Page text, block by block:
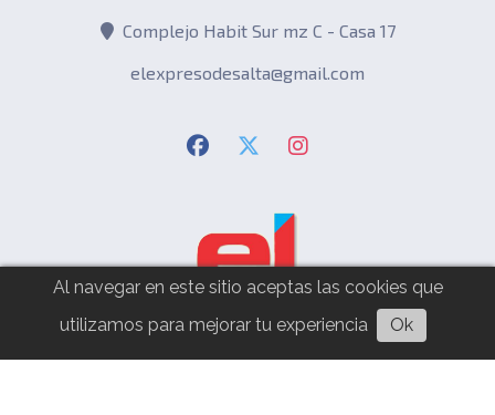
Complejo Habit Sur mz C - Casa 17
elexpresodesalta@gmail.com
Al navegar en este sitio aceptas las cookies que
utilizamos para mejorar tu experiencia
Ok